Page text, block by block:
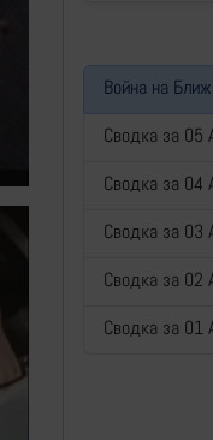
Война на
Сводка за 05
Сводка за 04
Сводка за 03
Сводка за 02
Сводка за 01